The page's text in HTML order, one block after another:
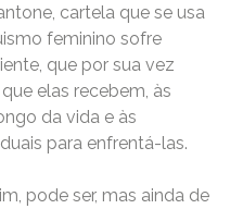
cartela que se usa
feminino sofre
que por sua vez
elas recebem, às
da vida e às
para enfrentá-las.
pode ser, mas ainda de